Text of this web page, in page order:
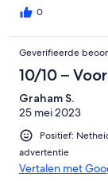
0
Geverifieerde
10/10 –
Graham S.
25 mei 2023
Positief:
advertentie
Vertalen met